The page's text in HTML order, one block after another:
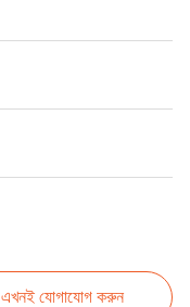
এখনই যোগাযোগ করুন